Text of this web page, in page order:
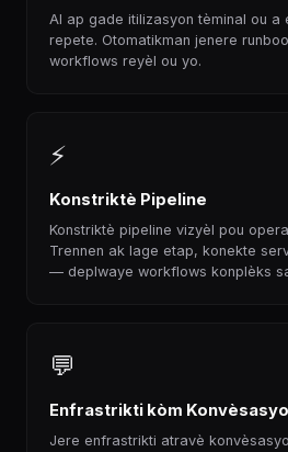
AI ap gade itilizasyon tèminal ou a
repete. Otomatikman jenere
workflows reyèl ou yo.
⚡
Konstriktè Pipeline
Konstriktè pipeline vizyèl pou
Trennen ak lage etap, konekte
— deplwaye workflows konplèks
💬
Enfrastrikti kòm
Jere enfrastrikti atravè